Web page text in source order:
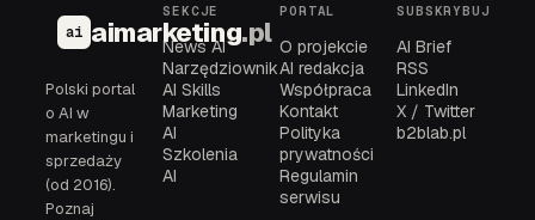
ai aimarketing.pl
Polski portal
o AI w
marketingu i
sprzedaży
(od 2016).
Poznaj
SEKCJE
News AI
Narzędziownik
AI Skills
Marketing
AI
Szkolenia
AI
PORTAL
O projekcie
AI redakcja
Współpraca
Kontakt
Polityka
prywatności
Regulamin
serwisu
SUBSKRYBUJ
AI Brief
RSS
LinkedIn
X / Twitter
b2blab.pl